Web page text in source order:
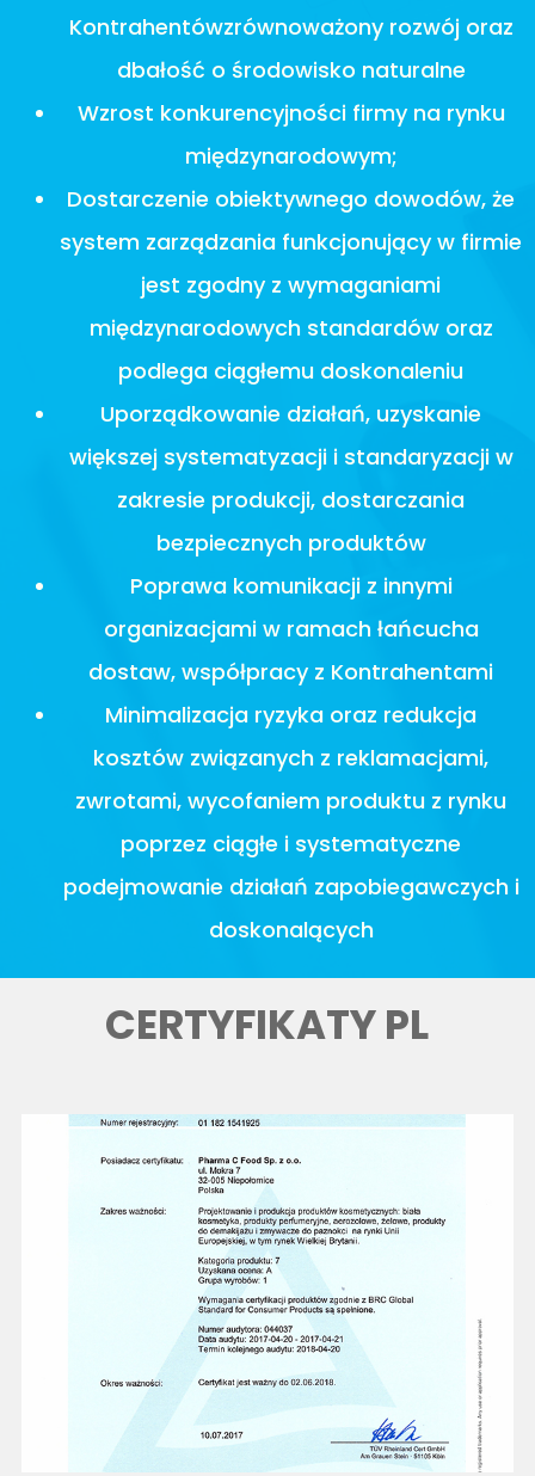
Kontrahentówzrównoważony rozwój oraz
dbałość o środowisko naturalne
Wzrost konkurencyjności firmy na rynku
międzynarodowym;
Dostarczenie obiektywnego dowodów, że
system zarządzania funkcjonujący w firmie
jest zgodny z wymaganiami
międzynarodowych standardów oraz
podlega ciągłemu doskonaleniu
Uporządkowanie działań, uzyskanie
większej systematyzacji i standaryzacji w
zakresie produkcji, dostarczania
bezpiecznych produktów
Poprawa komunikacji z innymi
organizacjami w ramach łańcucha
dostaw, współpracy z Kontrahentami
Minimalizacja ryzyka oraz redukcja
kosztów związanych z reklamacjami,
zwrotami, wycofaniem produktu z rynku
poprzez ciągłe i systematyczne
podejmowanie działań zapobiegawczych i
doskonalących
CERTYFIKATY PL